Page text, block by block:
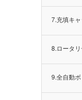
7.充填キ
8.ロータ
9.全自動